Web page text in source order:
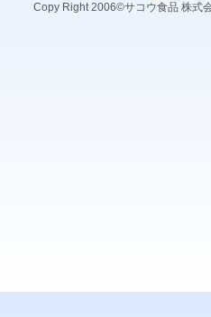
Copy Right 2006©サコウ食品 株式